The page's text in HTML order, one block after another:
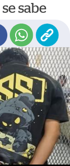
sabe